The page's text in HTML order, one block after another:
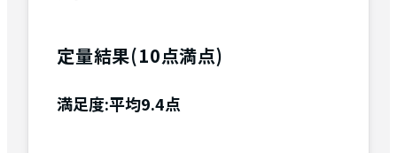
定量結果(10点満点)
満足度:平均9.4点